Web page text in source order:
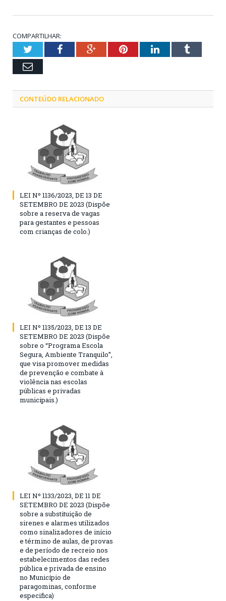
COMPARTILHAR:
TwitterFacebookGoogle+PinterestLinkedInTumblr
Email
CONTEÚDO RELACIONADO
LEI Nº 1136/2023, DE 13 DE
SETEMBRO DE 2023 (Dispõe
sobre a reserva de vagas
para gestantes e pessoas
com crianças de colo.)
LEI Nº 1135/2023, DE 13 DE
SETEMBRO DE 2023 (Dispõe
sobre o “Programa Escola
Segura, Ambiente Tranquilo”,
que visa promover medidas
de prevenção e combate à
violência nas escolas
públicas e privadas
municipais.)
LEI Nº 1133/2023, DE 11 DE
SETEMBRO DE 2023 (Dispõe
sobre a substituição de
sirenes e alarmes utilizados
como sinalizadores de início
e término de aulas, de provas
e de período de recreio nos
estabelecimentos das redes
pública e privada de ensino
no Município de
paragominas, conforme
especifica)